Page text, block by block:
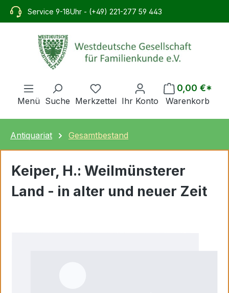
springen
Service 9-18Uhr - (+49) 221-277 59 443
Menü Suche Merkzettel Ihr Konto
0,00 €*
Warenkorb
Antiquariat Gesamtbestand
Keiper, H.: Weilmünsterer
Land - in alter und neuer Zeit